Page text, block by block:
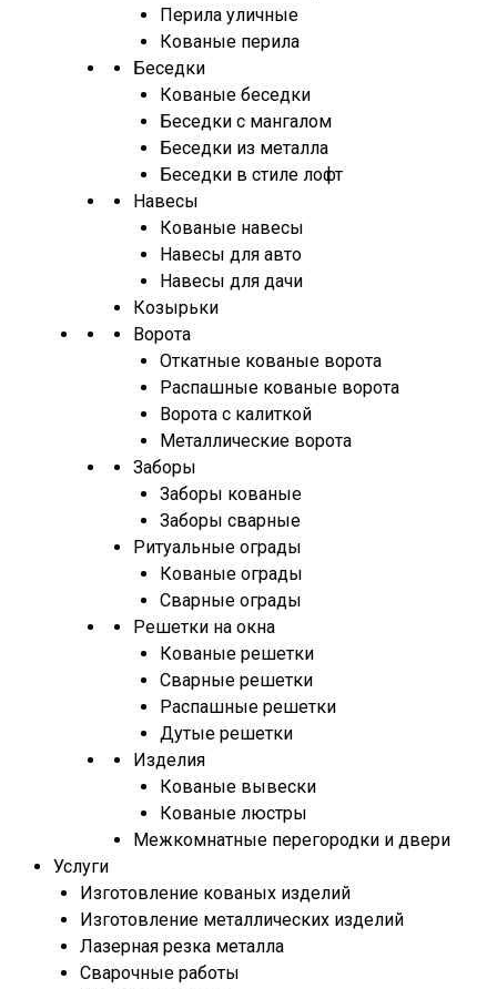
Перила уличные
Кованые перила
Беседки
Кованые беседки
Беседки с мангалом
Беседки из металла
Беседки в стиле лофт
Навесы
Кованые навесы
Навесы для авто
Навесы для дачи
Козырьки
Ворота
Откатные кованые ворота
Распашные кованые ворота
Ворота с калиткой
Металлические ворота
Заборы
Заборы кованые
Заборы сварные
Ритуальные ограды
Кованые ограды
Сварные ограды
Решетки на окна
Кованые решетки
Сварные решетки
Распашные решетки
Дутые решетки
Изделия
Кованые вывески
Кованые люстры
Межкомнатные перегородки и двери
Услуги
Изготовление кованых изделий
Изготовление металлических изделий
Лазерная резка металла
Сварочные работы